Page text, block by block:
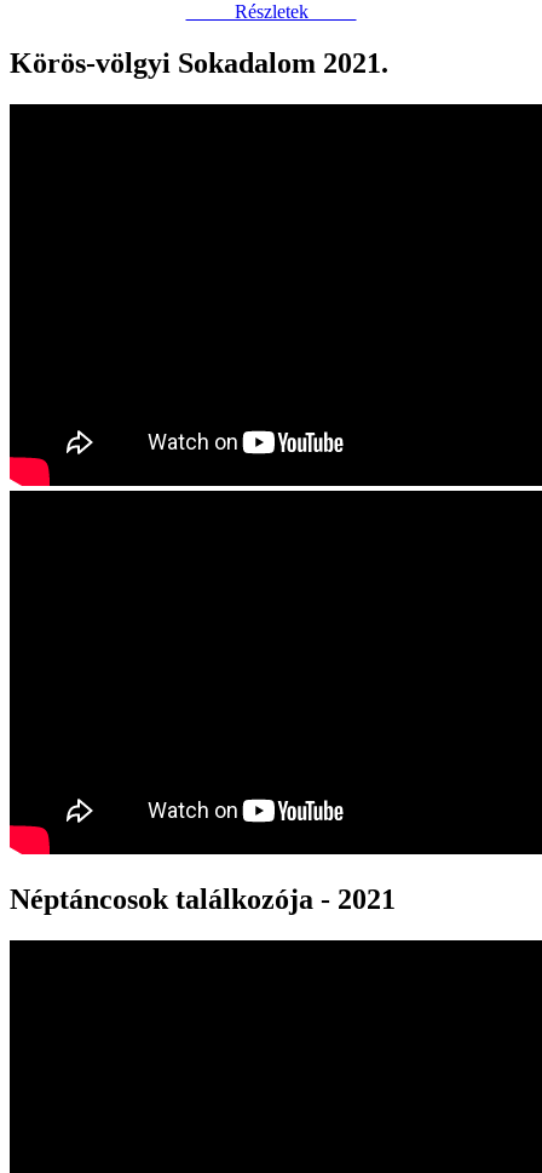
Részletek
Körös-völgyi Sokadalom 2021.
Néptáncosok találkozója - 2021